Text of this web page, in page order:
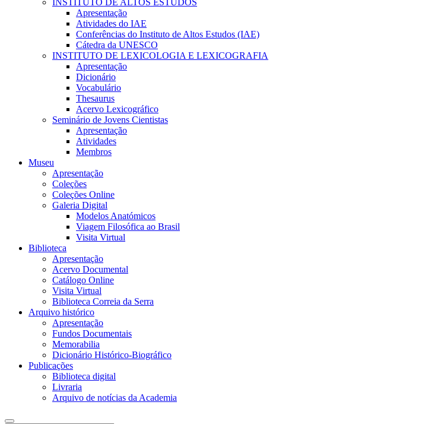
Apresentação
Atividades do IAE
Conferências do Instituto de Altos Estudos (IAE)
Cátedra da UNESCO
INSTITUTO DE LEXICOLOGIA E LEXICOGRAFIA
Apresentação
Dicionário
Vocabulário
Thesaurus
Acervo Lexicográfico
Seminário de Jovens Cientistas
Apresentação
Atividades
Membros
Museu
Apresentação
Coleções
Coleções Online
Galeria Digital
Modelos Anatómicos
Viagem Filosófica ao Brasil
Visita Virtual
Biblioteca
Apresentação
Acervo Documental
Catálogo Online
Visita Virtual
Biblioteca Correia da Serra
Arquivo histórico
Apresentação
Fundos Documentais
Memorabilia
Dicionário Histórico-Biográfico
Publicações
Biblioteca digital
Livraria
Arquivo de notícias da Academia